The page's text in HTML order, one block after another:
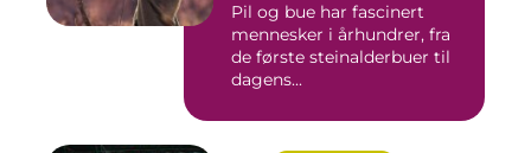
Pil og bue har fascinert
mennesker i århundrer, fra
de første steinalderbuer til
dagens...